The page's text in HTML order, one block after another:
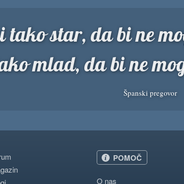
tako star, da bi ne
mlad, da bi ne
Španski pregovor
POMOČ
O nas